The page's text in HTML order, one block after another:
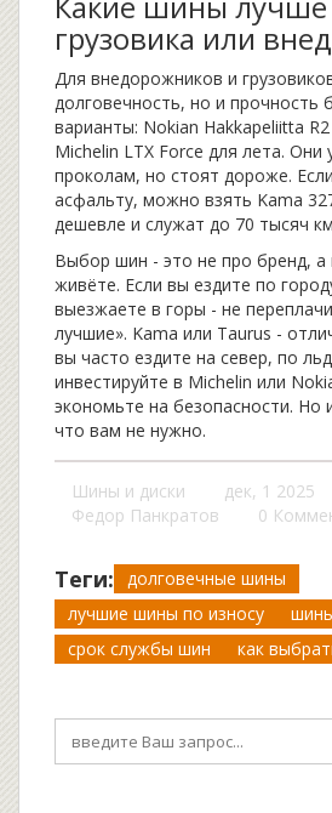
грузовика или
Для внедорожников и
долговечность, но и прочность
варианты: Nokian Hakkapeliitta R2
Michelin LTX Force для лета. Они
проколам, но стоят дороже.
асфальту, можно взять Kama
дешевле и служат до 70 тысяч
Выбор шин - это не про бренд, а
живёте. Если вы ездите по
выезжаете в горы - не
лучшие». Kama или Taurus -
вы часто ездите на север, по
инвестируйте в Michelin или
экономьте на безопасности. Но
что вам не нужно.
Шины и диски
дек, 1 2025
Федор Панкратов
0
Теги:
долговечные шины
лучшие шины по износу
срок службы шин
как